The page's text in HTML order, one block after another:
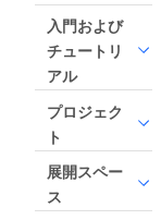
入門および
チュートリ
アル
プロジェク
ト
展開スペー
ス